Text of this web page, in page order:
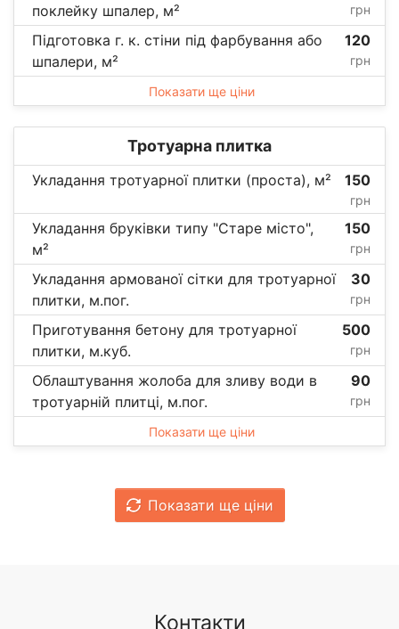
поклейку шпалер, м²
грн
Підготовка г. к. стіни під фарбування або
шпалери, м²
120
грн
Показати ще ціни
Тротуарна плитка
Укладання тротуарної плитки (проста), м² 150
грн
Укладання бруківки типу "Старе місто",
м²
150
грн
Укладання армованої сітки для тротуарної
плитки, м.пог.
30
грн
Приготування бетону для тротуарної
плитки, м.куб.
500
грн
Облаштування жолоба для зливу води в
тротуарній плитці, м.пог.
90
грн
Показати ще ціни
Показати ще ціни
Контакти